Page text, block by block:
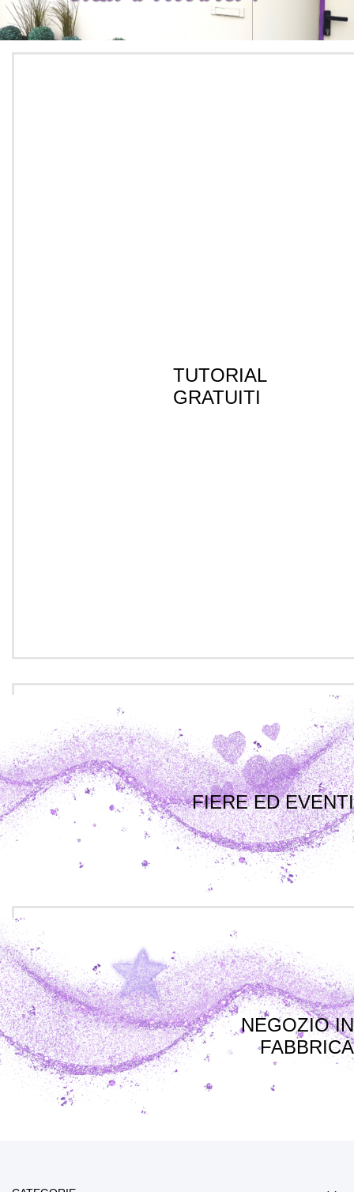
TUTORIAL
GRATUITI
FIERE ED EVENTI
NEGOZIO IN
FABBRICA